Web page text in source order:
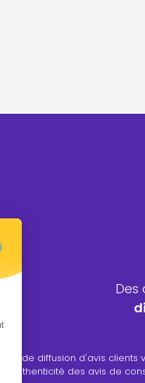
Des
de diffusion d'avis
l’authenticité des avis de